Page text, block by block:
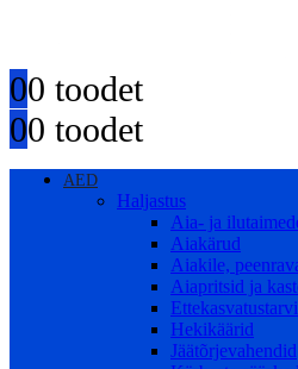
00 toodet
00 toodet
AED
Haljastus
Aia- ja
Aiakärud
Aiakile,
Aiapritsid ja
Hekikäärid
Jäätõrjevahendid